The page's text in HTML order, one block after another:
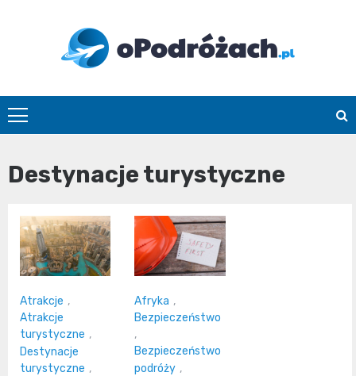
O
Podróżach
Destynacje turystyczne
Atrakcje ,
Atrakcje
turystyczne ,
Destynacje
turystyczne ,
Afryka ,
Bezpieczeństwo
,
Bezpieczeństwo
podróży ,